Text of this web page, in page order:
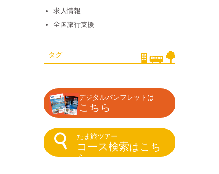
求人情報
全国旅行支援
タグ
デジタルパンフレットは
こちら
たま旅ツアー
コース検索はこち
ら